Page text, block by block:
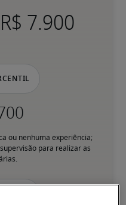
ou nenhuma experiência;
para realizar as